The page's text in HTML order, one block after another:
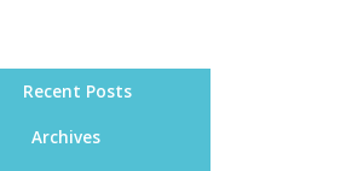
Recent Posts
Archives